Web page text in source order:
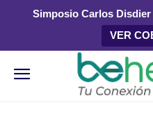
Simposio Carlos
VER